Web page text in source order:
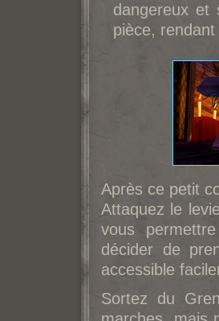
dangereux et
pièce,
Après ce petit
Attaquez le
vous
décider de
accessible
Sortez du